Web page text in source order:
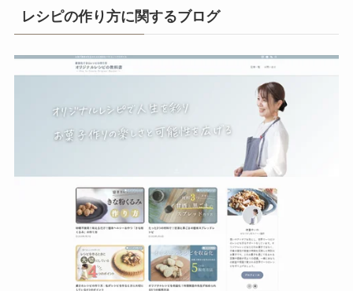
レシピの作り方に関するブログ